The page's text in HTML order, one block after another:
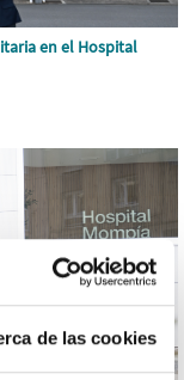
de las cookies
en el Hospital